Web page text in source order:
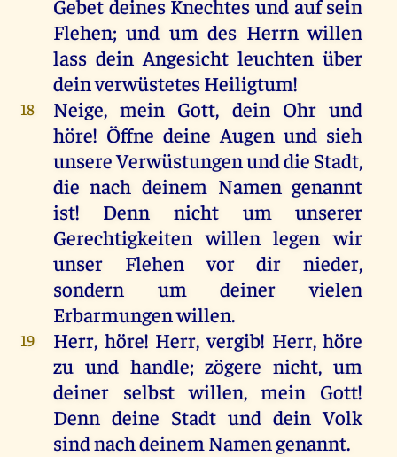
Gebet deines Knechtes und auf sein
Flehen;und um des Herrn willen
lass dein Angesicht leuchten über
deinverwüstetesHeiligtum!
18 Neige,mein Gott, dein Ohr und
höre! Öffne deine Augen und sieh
unsereVerwüstungenunddie Stadt,
die nach deinem Namen genannt
ist! Denn nicht um
unserer
Gerechtigkeitenwillen legen wir
unser
Flehen vor dir nieder,
sondern
um deiner
vielen
Erbarmungenwillen.
19 Herr, höre! Herr,vergib! Herr,höre
zu und handle; zögerenicht,um
deiner selbst willen,mein Gott!
Denn deine Stadt und dein Volk
sindnachdeinem Namengenannt.